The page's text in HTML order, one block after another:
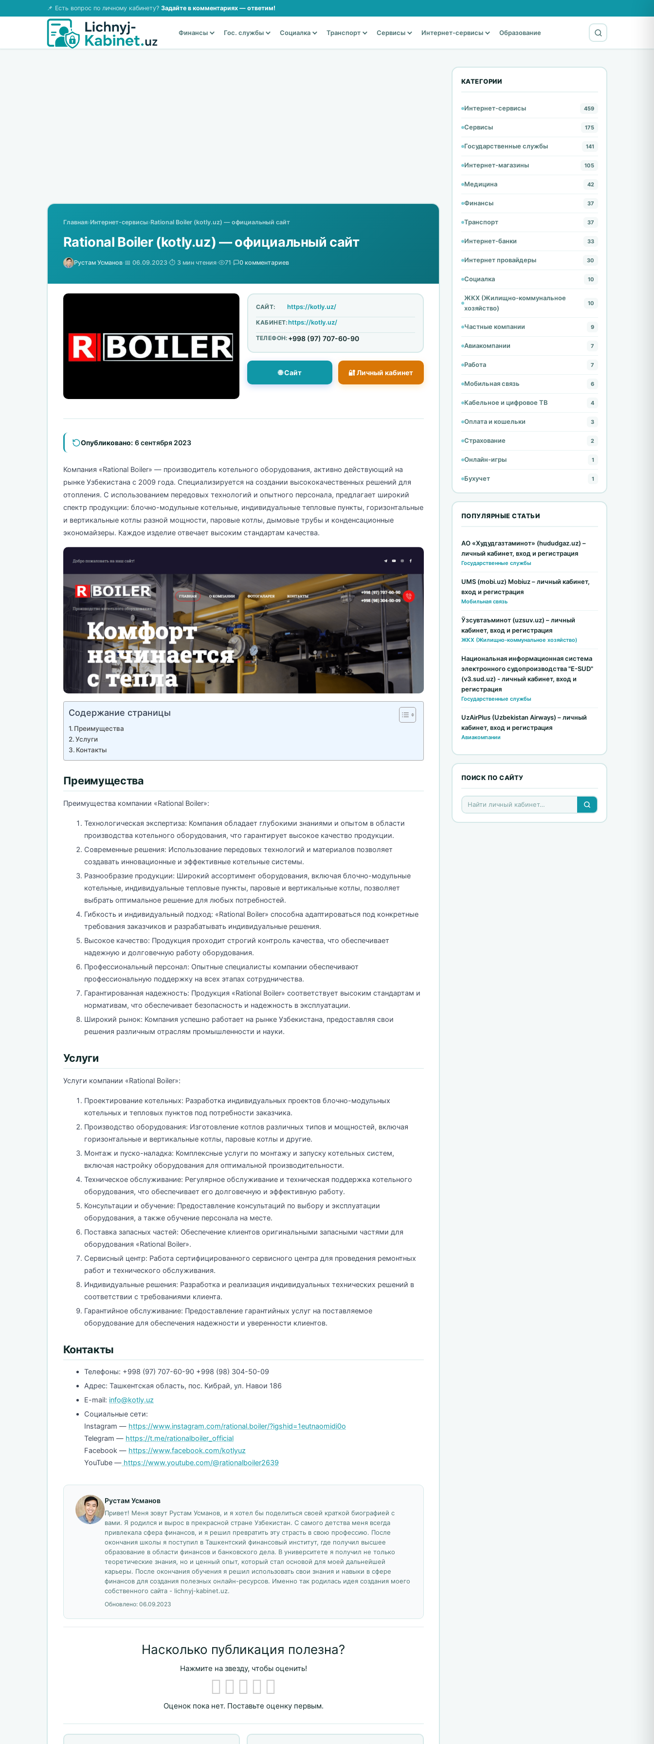
📌 Есть вопрос по личному кабинету? Задайте в комментариях — ответим!
Финансы Гос. службы Социалка Транспорт Сервисы Интернет-сервисы Образование
Главная›Интернет-сервисы›Rational Boiler (kotly.uz) — официальный сайт
Rational Boiler (kotly.uz) — официальный сайт
Рустам Усманов·📅 06.09.2023·⏱️ 3 мин чтения· 71· 0 комментариев
САЙТ: https://kotly.uz/
КАБИНЕТ:https://kotly.uz/
ТЕЛЕФОН: +998 (97) 707-60-90
🌐 Сайт 🔐 Личный кабинет
Опубликовано: 6 сентября 2023
Компания «Rational Boiler» — производитель котельного оборудования, активно действующий на
рынке Узбекистана с 2009 года. Специализируется на создании высококачественных решений для
отопления. С использованием передовых технологий и опытного персонала, предлагает широкий
спектр продукции: блочно-модульные котельные, индивидуальные тепловые пункты, горизонтальные
и вертикальные котлы разной мощности, паровые котлы, дымовые трубы и конденсационные
экономайзеры. Каждое изделие отвечает высоким стандартам качества.
Содержание страницы
Преимущества
Услуги
Контакты
Преимущества
Преимущества компании «Rational Boiler»:
Технологическая экспертиза: Компания обладает глубокими знаниями и опытом в области
производства котельного оборудования, что гарантирует высокое качество продукции.
Современные решения: Использование передовых технологий и материалов позволяет
создавать инновационные и эффективные котельные системы.
Разнообразие продукции: Широкий ассортимент оборудования, включая блочно-модульные
котельные, индивидуальные тепловые пункты, паровые и вертикальные котлы, позволяет
выбрать оптимальное решение для любых потребностей.
Гибкость и индивидуальный подход: «Rational Boiler» способна адаптироваться под конкретные
требования заказчиков и разрабатывать индивидуальные решения.
Высокое качество: Продукция проходит строгий контроль качества, что обеспечивает
надежную и долговечную работу оборудования.
Профессиональный персонал: Опытные специалисты компании обеспечивают
профессиональную поддержку на всех этапах сотрудничества.
Гарантированная надежность: Продукция «Rational Boiler» соответствует высоким стандартам и
нормативам, что обеспечивает безопасность и надежность в эксплуатации.
Широкий рынок: Компания успешно работает на рынке Узбекистана, предоставляя свои
решения различным отраслям промышленности и науки.
Услуги
Услуги компании «Rational Boiler»:
Проектирование котельных: Разработка индивидуальных проектов блочно-модульных
котельных и тепловых пунктов под потребности заказчика.
Производство оборудования: Изготовление котлов различных типов и мощностей, включая
горизонтальные и вертикальные котлы, паровые котлы и другие.
Монтаж и пуско-наладка: Комплексные услуги по монтажу и запуску котельных систем,
включая настройку оборудования для оптимальной производительности.
Техническое обслуживание: Регулярное обслуживание и техническая поддержка котельного
оборудования, что обеспечивает его долговечную и эффективную работу.
Консультации и обучение: Предоставление консультаций по выбору и эксплуатации
оборудования, а также обучение персонала на месте.
Поставка запасных частей: Обеспечение клиентов оригинальными запасными частями для
оборудования «Rational Boiler».
Сервисный центр: Работа сертифицированного сервисного центра для проведения ремонтных
работ и технического обслуживания.
Индивидуальные решения: Разработка и реализация индивидуальных технических решений в
соответствии с требованиями клиента.
Гарантийное обслуживание: Предоставление гарантийных услуг на поставляемое
оборудование для обеспечения надежности и уверенности клиентов.
Контакты
Телефоны: +998 (97) 707-60-90 +998 (98) 304-50-09
Адрес: Ташкентская область, пос. Кибрай, ул. Навои 186
E-mail: info@kotly.uz
Социальные сети:
Instagram — https://www.instagram.com/rational.boiler/?igshid=1eutnaomidi0o
Telegram — https://t.me/rationalboiler_official
Facebook — https://www.facebook.com/kotlyuz
YouTube — https://www.youtube.com/@rationalboiler2639
Рустам Усманов
Привет! Меня зовут Рустам Усманов, и я хотел бы поделиться своей краткой биографией с
вами. Я родился и вырос в прекрасной стране Узбекистан. С самого детства меня всегда
привлекала сфера финансов, и я решил превратить эту страсть в свою профессию. После
окончания школы я поступил в Ташкентский финансовый институт, где получил высшее
образование в области финансов и банковского дела. В университете я получил не только
теоретические знания, но и ценный опыт, который стал основой для моей дальнейшей
карьеры. После окончания обучения я решил использовать свои знания и навыки в сфере
финансов для создания полезных онлайн-ресурсов. Именно так родилась идея создания моего
собственного сайта - lichnyj-kabinet.uz.
Обновлено: 06.09.2023
Насколько публикация полезна?
Нажмите на звезду, чтобы оценить!
Оценок пока нет. Поставьте оценку первым.
КАТЕГОРИИ
Интернет-сервисы 459
Сервисы 175
Государственные службы 141
Интернет-магазины 105
Медицина 42
Финансы 37
Транспорт 37
Интернет-банки 33
Интернет провайдеры 30
Социалка 10
ЖКХ (Жилищно-коммунальное
хозяйство)
10
Частные компании 9
Авиакомпании 7
Работа 7
Мобильная связь 6
Кабельное и цифровое ТВ 4
Оплата и кошельки 3
Страхование 2
Онлайн-игры 1
Бухучет 1
ПОПУЛЯРНЫЕ СТАТЬИ
АО «Худудгазтаминот» (hududgaz.uz) –
личный кабинет, вход и регистрация
Государственные службы
UMS (mobi.uz) Mobiuz – личный кабинет,
вход и регистрация
Мобильная связь
Ўзсувтаъминот (uzsuv.uz) – личный
кабинет, вход и регистрация
ЖКХ (Жилищно-коммунальное хозяйство)
Национальная информационная система
электронного судопроизводства "E-SUD"
(v3.sud.uz) - личный кабинет, вход и
регистрация
Государственные службы
UzAirPlus (Uzbekistan Airways) – личный
кабинет, вход и регистрация
Авиакомпании
ПОИСК ПО САЙТУ